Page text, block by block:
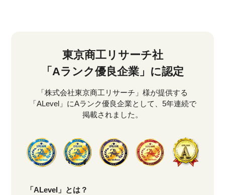
東京商工リサーチ社
「Aランク優良企業」に認定
「株式会社東京商工リサーチ」様が提供する
「ALevel」にAランク優良企業として、5年連続で
掲載されました。
「ALevel」とは？